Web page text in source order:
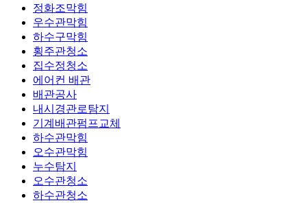
정화조막힘
우수관막힘
하수구막힘
횡주관청소
집수정청소
에어컨 배관
배관공사
내시경관로탐지
기계배관펌프교체
하수관막힘
오수관막힘
누수탐지
오수관청소
하수관청소